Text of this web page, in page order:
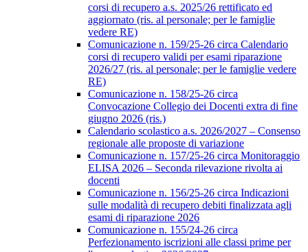
corsi di recupero a.s. 2025/26 rettificato ed
aggiornato (ris. al personale; per le famiglie
vedere RE)
Comunicazione n. 159/25-26 circa Calendario
corsi di recupero validi per esami riparazione
2026/27 (ris. al personale; per le famiglie vedere
RE)
Comunicazione n. 158/25-26 circa
Convocazione Collegio dei Docenti extra di fine
giugno 2026 (ris.)
Calendario scolastico a.s. 2026/2027 – Consenso
regionale alle proposte di variazione
Comunicazione n. 157/25-26 circa Monitoraggio
ELISA 2026 – Seconda rilevazione rivolta ai
docenti
Comunicazione n. 156/25-26 circa Indicazioni
sulle modalità di recupero debiti finalizzata agli
esami di riparazione 2026
Comunicazione n. 155/24-26 circa
Perfezionamento iscrizioni alle classi prime per